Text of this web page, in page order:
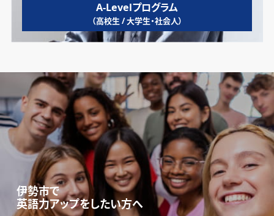
A-Levelプログラム
（高校生 / 大学生・社会人）
伊勢市で
英語力アップをしたい方へ